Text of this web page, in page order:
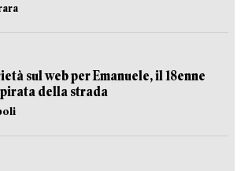
sul web per Emanuele, il 18enne
della strada